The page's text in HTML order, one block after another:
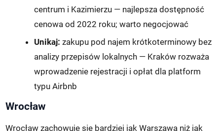
centrum i Kazimierzu — najlepsza dostępność
cenowa od 2022 roku; warto negocjować
Unikaj: zakupu pod najem krótkoterminowy bez
analizy przepisów lokalnych — Kraków rozważa
wprowadzenie rejestracji i opłat dla platform
typu Airbnb
Wrocław
Wrocław zachowuje się bardziej jak Warszawa niż jak